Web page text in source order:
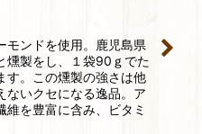
モンドを使用。鹿児島県
燻製をし、１袋90ｇでた
す。この燻製の強さは他
ないクセになる逸品。ア
維を豊富に含み、ビタミ